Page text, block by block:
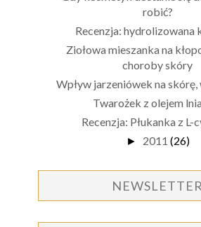
robić?
Recenzja: hydrolizowana
Ziołowa mieszanka na
choroby skóry
Wpływ jarzeniówek na skórę,
Twarożek z olejem
Recenzja: Płukanka z L-
► 2011 (26)
NEWSLETTER